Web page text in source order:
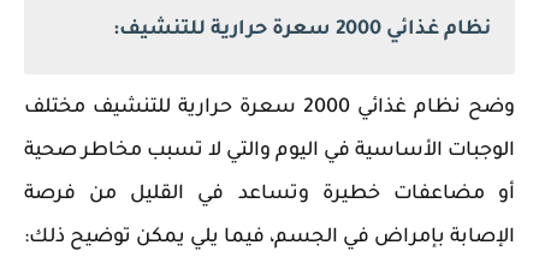
نظام غذائي 2000 سعرة حرارية للتنشيف:
وضح نظام غذائي 2000 سعرة حرارية للتنشيف مختلف
الوجبات الأساسية في اليوم والتي لا تسبب مخاطر صحية
أو مضاعفات خطيرة وتساعد في القليل من فرصة
الإصابة بإمراض في الجسم، فيما يلي يمكن توضيح ذلك: